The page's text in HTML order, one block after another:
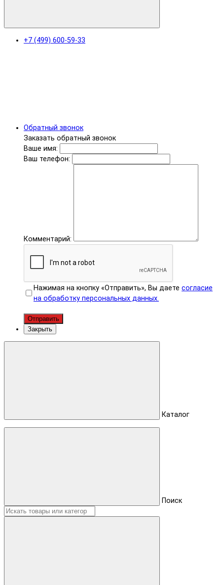
+7 (499) 600-59-33
Обратный звонок
Заказать обратный звонок
Ваше имя:
Ваш телефон:
Комментарий:
Нажимая на кнопку «Отправить», Вы даете согласие
на обработку персональных данных.
Отправить
Закрыть
Каталог
Поиск